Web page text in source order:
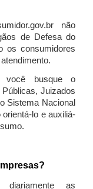
não
de Defesa do
os consumidores
você busque o
Juizados
Sistema Nacional
lo e auxiliá-
as